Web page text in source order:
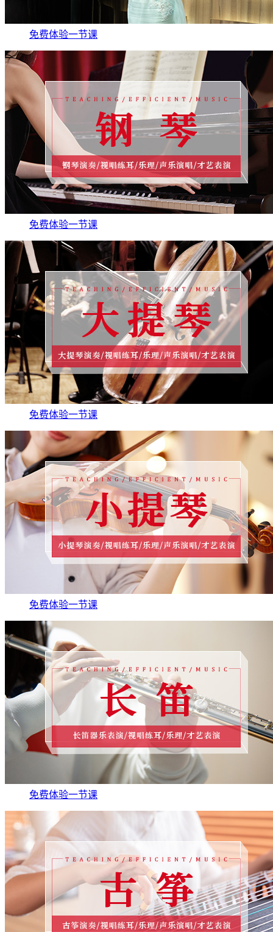
免费体验一节课
免费体验一节课
免费体验一节课
免费体验一节课
免费体验一节课